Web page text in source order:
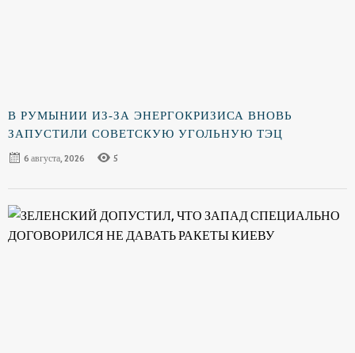
В РУМЫНИИ ИЗ-ЗА ЭНЕРГОКРИЗИСА ВНОВЬ
ЗАПУСТИЛИ СОВЕТСКУЮ УГОЛЬНУЮ ТЭЦ
6 августа, 2026
5